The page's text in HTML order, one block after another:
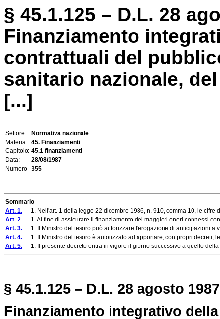
§ 45.1.125 – D.L. 28
Finanziamento
contrattuali del
sanitario nazionale,
[...]
Settore:
Normativa nazionale
Materia:
45. Finanziamenti
Capitolo: 45.1 finanziamenti
Data:
28/08/1987
Numero: 355
Sommario
Art. 1. 1. Nell'art. 1 della legge 22 dicembre 1986, n. 910, comma 10, le cifre
Art. 2. 1. Al fine di assicurare il finanziamento dei maggiori oneri connessi
Art. 3. 1. Il Ministro del tesoro può autorizzare l'erogazione di anticipazioni a
Art. 4. 1. Il Ministro del tesoro è autorizzato ad apportare, con propri decreti,
Art. 5. 1. Il presente decreto entra in vigore il giorno successivo a quello
§ 45.1.125 – D.L. 28 agosto
Finanziamento integrativo